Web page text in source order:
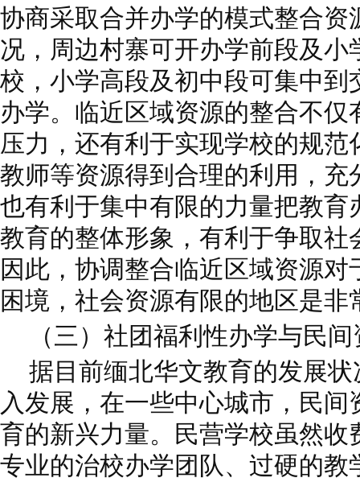
协商采取合并办学的模式整合资
况，周边村寨可开办学前段及小
校，小学高段及初中段可集中到
办学。临近区域资源的整合不
压力，还有利于实现学校的规
教师等资源得到合理的利用，充
也有利于集中有限的力量把教育
教育的整体形象，有利于争取社
因此，协调整合临近区域资源
困境，社会资源有限的地区是非
（三）社团福利性办学与民
据目前缅北华文教育的发展
入发展，在一些中心城市，民
育的新兴力量。民营学校虽然收
专业的治校办学团队、过硬的教